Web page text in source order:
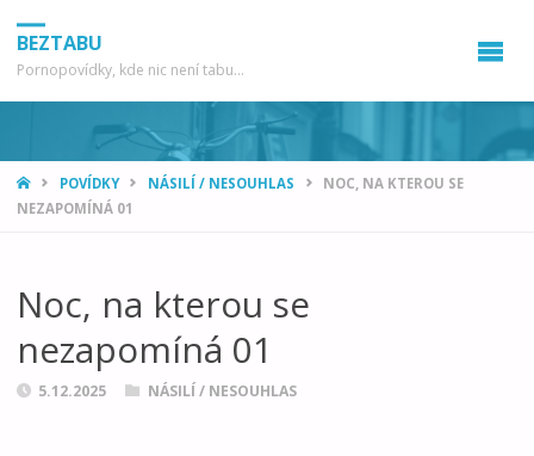
BEZTABU
Pornopovídky, kde nic není tabu...
HOMEPOVÍDKY NÁSILÍ / NESOUHLAS
NOC, NA KTEROU SE
NEZAPOMÍNÁ 01
Noc, na kterou se
nezapomíná 01
5.12.2025 NÁSILÍ / NESOUHLAS